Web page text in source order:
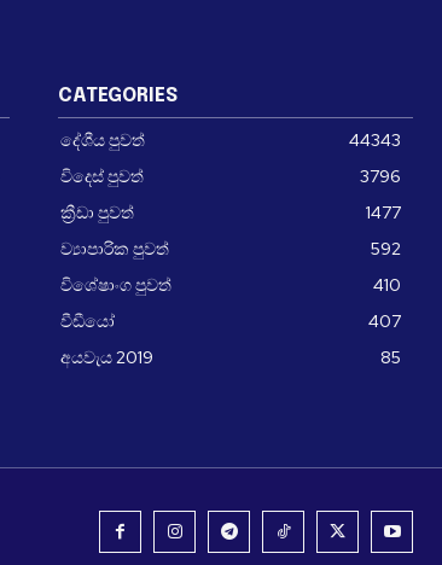
CATEGORIES
දේශීය පුවත්
44343
විදෙස් පුවත්
3796
ක්‍රීඩා පුවත්
1477
ව්‍යාපාරික පුවත්
592
විශේෂාංග පුවත්
410
වීඩීයෝ
407
අයවැය 2019
85